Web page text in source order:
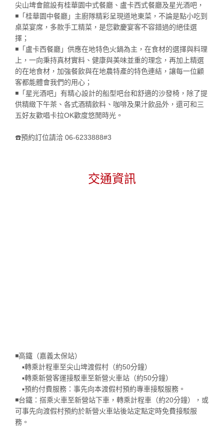
尖山埤會館設有桂華園中式餐廳、盧卡西式餐廳及星光酒吧，
◾「桂華園中餐廳」主廚隊精彩呈現道地東菜，不論是點小吃到
桌菜宴席，多款手工精菜，是您歡慶宴客不容錯過的絕佳選
擇；
◾「盧卡西餐廳」供應在地特色火鍋為主，在食材的選擇與料理
上，一向秉持真材實料、健康與美味並重的理念，再加上精選
的在地食材，加強餐飲與在地農特產的特色連結，讓每一位顧
客都能體會我們的用心；
◾「星光酒吧」有精心設計的船型吧台和舒適的沙發椅，除了提
供精緻下午茶、各式酒精飲料、咖啡及果汁飲品外，還可和三
五好友歡唱卡拉OK歡度悠閒時光。
☎️預約訂位請洽 06-6233888#3
交通資訊
◾高鐵（嘉義太保站）
▪️轉乘計程車至尖山埤渡假村（約50分鐘）
▪️轉乘新營客運接駁車至新營火車站（約50分鐘）
▪️預約付費服務：事先向本渡假村預約專車接駁服務。
◾台鐵：搭乘火車至新營站下車，轉乘計程車（約20分鐘），或
可事先向渡假村預約於新營火車站後站定點定時免費接駁服
務。